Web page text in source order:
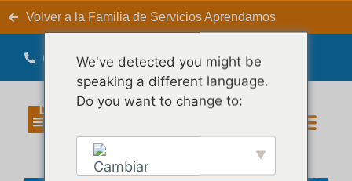
Volver a la Familia de Servicios Aprendamos
(575) 652-3448
We've detected you might be
speaking a different language.
Do you want to change to: